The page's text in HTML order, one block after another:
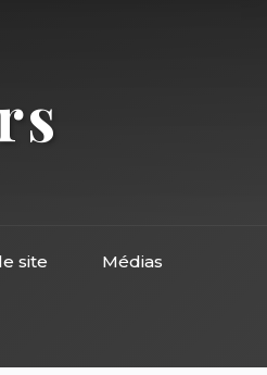
site Médias